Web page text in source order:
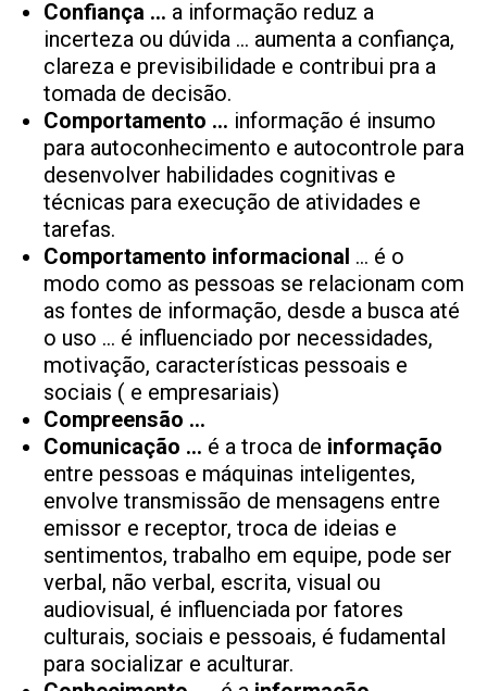
Confiança … a informação reduz a
incerteza ou dúvida … aumenta a confiança,
clareza e previsibilidade e contribui pra a
tomada de decisão.
Comportamento … informação é insumo
para autoconhecimento e autocontrole para
desenvolver habilidades cognitivas e
técnicas para execução de atividades e
tarefas.
Comportamento informacional … é o
modo como as pessoas se relacionam com
as fontes de informação, desde a busca até
o uso … é influenciado por necessidades,
motivação, características pessoais e
sociais ( e empresariais)
Compreensão …
Comunicação … é a troca de informação
entre pessoas e máquinas inteligentes,
envolve transmissão de mensagens entre
emissor e receptor, troca de ideias e
sentimentos, trabalho em equipe, pode ser
verbal, não verbal, escrita, visual ou
audiovisual, é influenciada por fatores
culturais, sociais e pessoais, é fudamental
para socializar e aculturar.